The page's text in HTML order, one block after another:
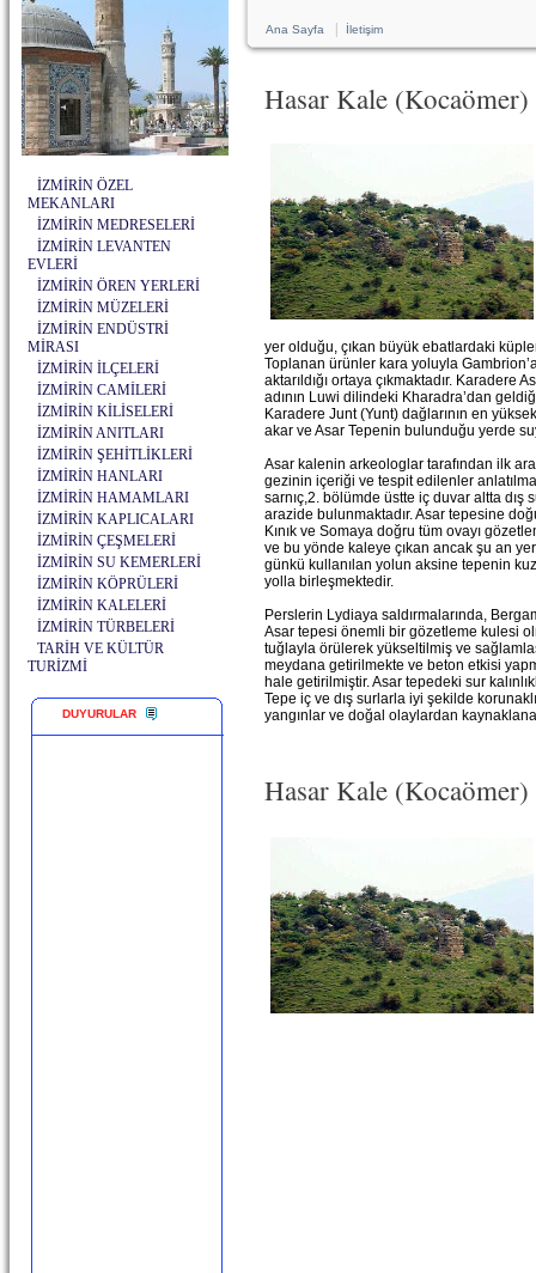
İZMİRİN ÖZEL
MEKANLARI
İZMİRİN MEDRESELERİ
İZMİRİN LEVANTEN
EVLERİ
İZMİRİN ÖREN YERLERİ
İZMİRİN MÜZELERİ
İZMİRİN ENDÜSTRİ
MİRASI
İZMİRİN İLÇELERİ
İZMİRİN CAMİLERİ
İZMİRİN KİLİSELERİ
İZMİRİN ANITLARI
İZMİRİN ŞEHİTLİKLERİ
İZMİRİN HANLARI
İZMİRİN HAMAMLARI
İZMİRİN KAPLICALARI
İZMİRİN ÇEŞMELERİ
İZMİRİN SU KEMERLERİ
İZMİRİN KÖPRÜLERİ
İZMİRİN KALELERİ
İZMİRİN TÜRBELERİ
TARİH VE KÜLTÜR
TURİZMİ
DUYURULAR
Ana Sayfa İletişim
Hasar Kale (Kocaömer)
yer olduğu, çıkan büyük ebatlardaki
Toplanan ürünler kara yoluyla
aktarıldığı ortaya çıkmaktadır.
adının Luwi dilindeki Kharadra’dan
Karadere Junt (Yunt) dağlarının en
akar ve Asar Tepenin bulunduğu yerde
Asar kalenin arkeologlar tarafından ilk
gezinin içeriği ve tespit edilenler
sarnıç,2. bölümde üstte iç duvar altta
arazide bulunmaktadır. Asar tepesine
Kınık ve Somaya doğru tüm ovayı
ve bu yönde kaleye çıkan ancak şu an
günkü kullanılan yolun aksine tepenin
yolla birleşmektedir.
Perslerin Lydiaya saldırmalarında,
Asar tepesi önemli bir gözetleme kulesi
tuğlayla örülerek yükseltilmiş ve
meydana getirilmekte ve beton etkisi
hale getirilmiştir. Asar tepedeki sur
Tepe iç ve dış surlarla iyi şekilde
yangınlar ve doğal olaylardan
Hasar Kale